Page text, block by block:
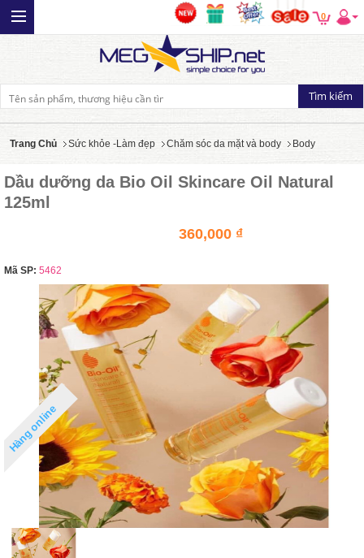
0
Trang Chủ Sức khỏe -Làm đẹp Chăm sóc da mặt và body Body
Dầu dưỡng da Bio Oil Skincare Oil Natural
125ml
360,000 ₫
Mã SP: 5462
Hàng online